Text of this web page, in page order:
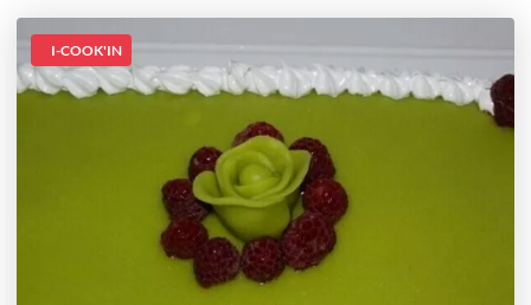
I-COOK'IN